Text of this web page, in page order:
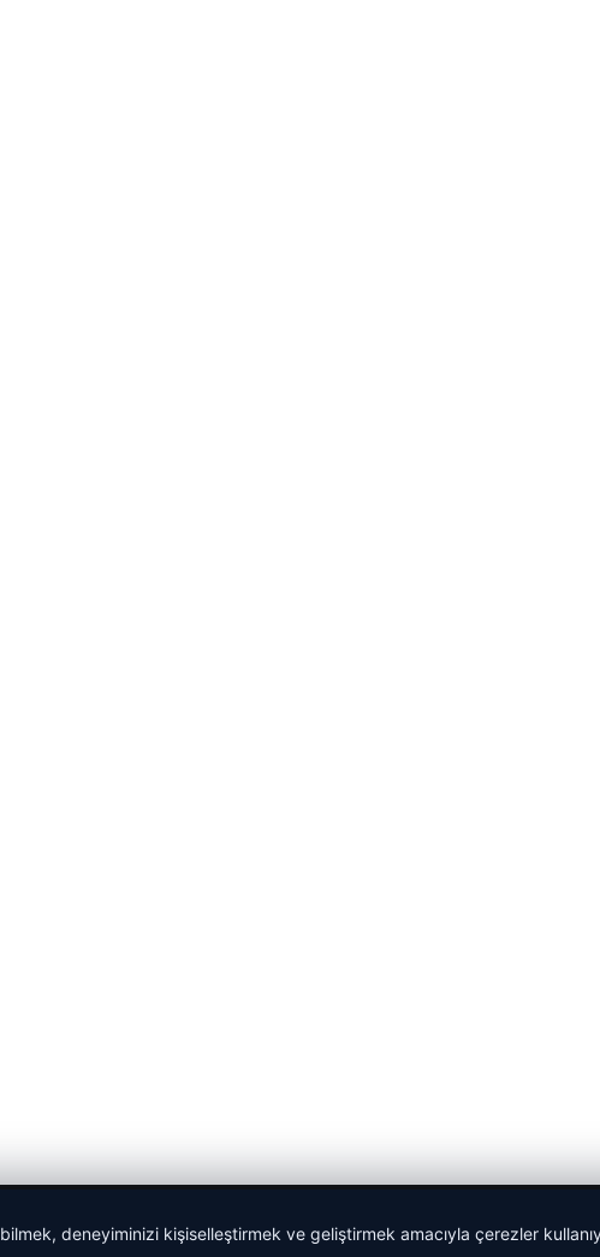
deneyiminizi kişiselleştirmek ve geliştirmek amacıyla çerezler